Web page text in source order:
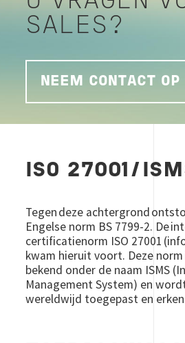
SALES?
NEEM CONTACT OP
ISO 27001/
Tegen deze achtergrond
Engelse norm BS 7799-2. De
certificatienorm ISO 27001
kwam hieruit voort. Deze
bekend onder de naam ISMS
Management System) en
wereldwijd toegepast en